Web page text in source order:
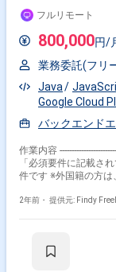
フルリモート
800,000円/
業務委託(フリ
Java
Google Cloud
バックエンド
作業内容
「必須要件に記載さ
件です ※外国籍の方は
連絡いただいた方がス
と運用を実施しております。 サービスのグロースにあた
2年前・ 提供元: Findy